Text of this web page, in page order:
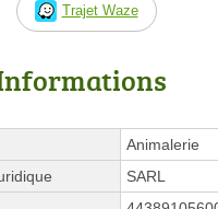
Trajet Waze
Animalerie
SARL